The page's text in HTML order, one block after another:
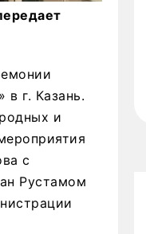
г. Казань.
и
с
Рустамом